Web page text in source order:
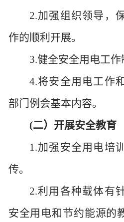
2.加强组织领导，
作的顺利开展。
3.健全安全用电工作
4.将安全用电工作
部门例会基本内容。
(二）开展安全教育
1.加强安全用电培
传。
2.利用各种载体有
安全用电和节约能源的